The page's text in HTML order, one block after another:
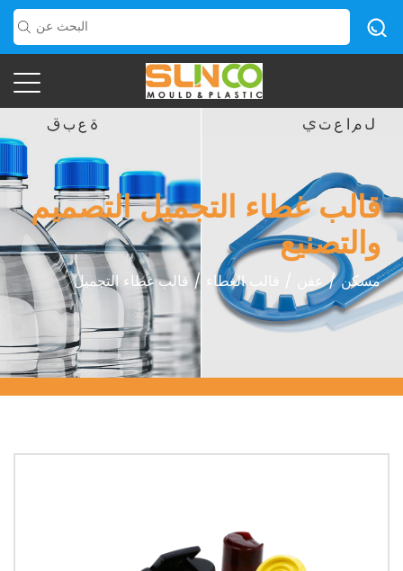
قالب غطاء التجميل التصميم
والتصنيع
مسكن/عفن قالب الغطاء /قالب غطاء التجميل